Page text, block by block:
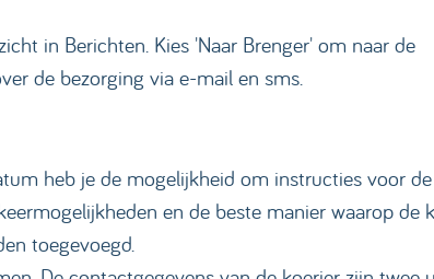
in Berichten. Kies 'Naar Brenger' om naar de
de bezorging via e-mail en sms.
heb je de mogelijkheid om instructies voor
en de beste manier waarop de
toegevoegd.